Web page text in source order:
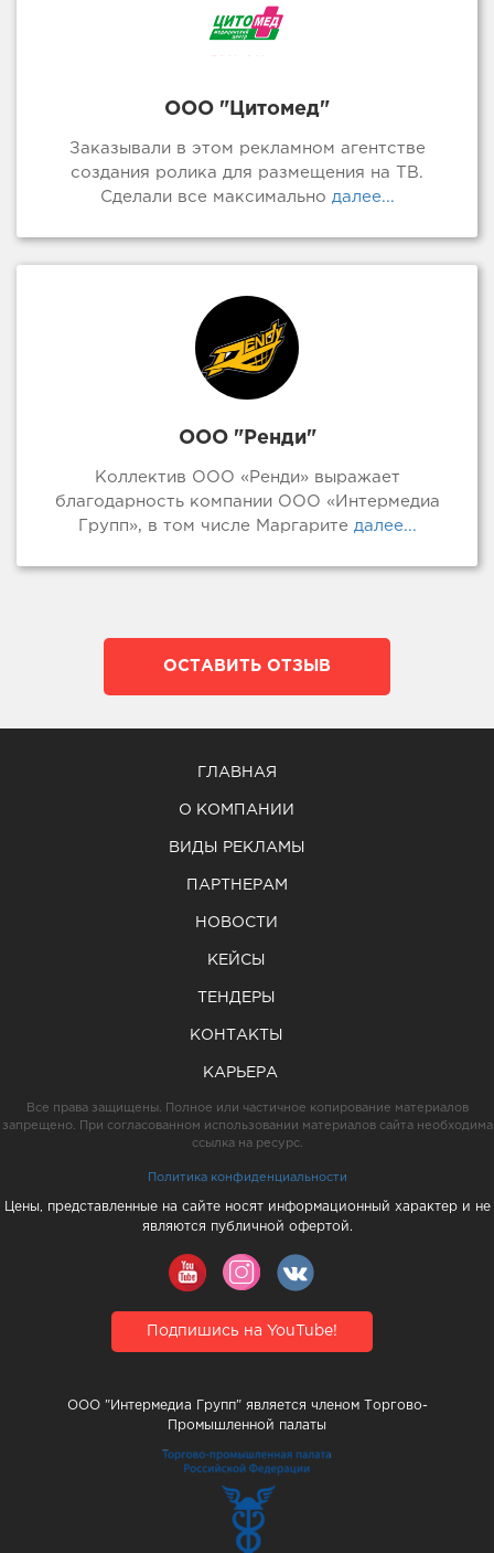
ООО "Цитомед"
Заказывали в этом рекламном агентстве
создания ролика для размещения на ТВ.
Сделали все максимально далее...
ООО "Ренди"
Коллектив ООО «Ренди» выражает
благодарность компании ООО «Интермедиа
Групп», в том числе Маргарите далее...
ОСТАВИТЬ ОТЗЫВ
ГЛАВНАЯ
О КОМПАНИИ
ВИДЫ РЕКЛАМЫ
ПАРТНЕРАМ
НОВОСТИ
КЕЙСЫ
ТЕНДЕРЫ
КОНТАКТЫ
КАРЬЕРА
Все права защищены. Полное или частичное копирование материалов
запрещено. При согласованном использовании материалов сайта необходима
ссылка на ресурс.
Политика конфиденциальности
Цены, представленные на сайте носят информационный характер и не
являются публичной офертой.
Подпишись на YouTube!
ООО "Интермедиа Групп" является членом Торгово-
Промышленной палаты